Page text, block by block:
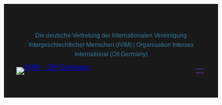
Die deutsche Vertretung der Internationalen Vereinigung
Intergeschlechtlicher Menschen (IVIM) | Organisation Intersex
International (OII Germany)